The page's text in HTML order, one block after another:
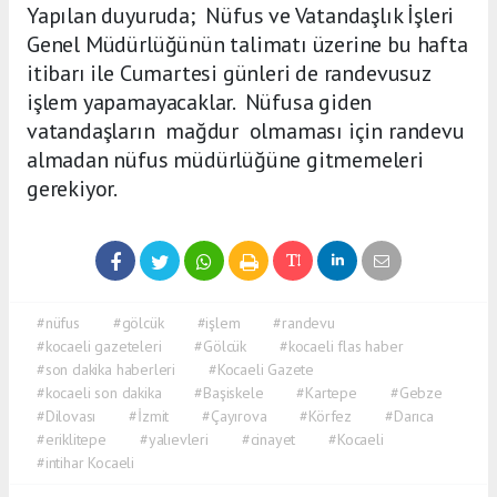
Yapılan duyuruda; Nüfus ve Vatandaşlık İşleri
Genel Müdürlüğünün talimatı üzerine bu hafta
itibarı ile Cumartesi günleri de randevusuz
işlem yapamayacaklar. Nüfusa giden
vatandaşların mağdur olmaması için randevu
almadan nüfus müdürlüğüne gitmemeleri
gerekiyor.
#nüfus #gölcük #işlem
#randevu
#kocaeli gazeteleri
#Gölcük
#kocaeli flas haber
#son dakika haberleri
#Kocaeli Gazete
#kocaeli son dakika
#Başiskele #Kartepe
#Gebze
#Dilovası
#İzmit #Çayırova #Körfez
#Darıca
#eriklitepe
#yalıevleri #cinayet
#Kocaeli
#intihar Kocaeli